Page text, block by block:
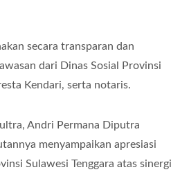
secara transparan dan
dari Dinas Sosial Provinsi
Kendari, serta notaris.
Andri Permana Diputra
menyampaikan apresiasi
Sulawesi Tenggara atas sinergi